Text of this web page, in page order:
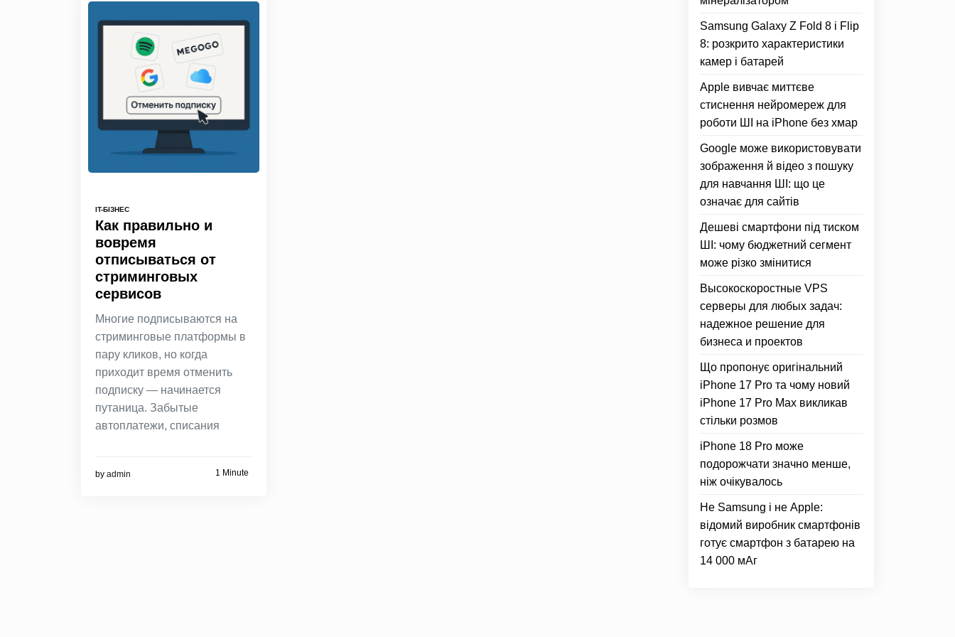
IT-БІЗНЕС
Как правильно и
вовремя
отписываться от
стриминговых
сервисов
Многие подписываются на
стриминговые платформы в
пару кликов, но когда
приходит время отменить
подписку — начинается
путаница. Забытые
автоплатежи, списания
by admin 1 Minute
Samsung Galaxy Z Fold 8 і Flip
8: розкрито характеристики
камер і батарей
Apple вивчає миттєве
стиснення нейромереж для
роботи ШІ на iPhone без хмар
Google може використовувати
зображення й відео з пошуку
для навчання ШІ: що це
означає для сайтів
Дешеві смартфони під тиском
ШІ: чому бюджетний сегмент
може різко змінитися
Высокоскоростные VPS
серверы для любых задач:
надежное решение для
бизнеса и проектов
Що пропонує оригінальний
iPhone 17 Pro та чому новий
iPhone 17 Pro Max викликав
стільки розмов
iPhone 18 Pro може
подорожчати значно менше,
ніж очікувалось
Не Samsung і не Apple:
відомий виробник смартфонів
готує смартфон з батарею на
14 000 мАг